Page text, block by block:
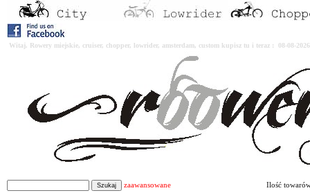
Witaj. Rowery miejskie, cruiser, chopper, lowrider, amsterdam, custom kupisz tu i teraz : 08-08-
zaawansowane Ilość